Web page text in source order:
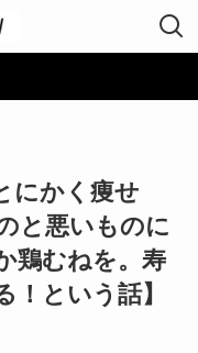
にかく痩せ
と悪いものに
鶏むねを。寿
！という話】